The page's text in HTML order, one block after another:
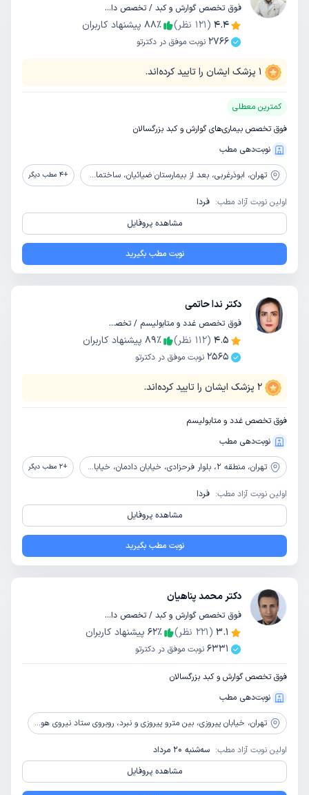
فوق تخصص گوارش و کبد / تخصص داخلی
4.4
(
121 نظر) 88٪
پیشنهاد کاربران
2766 نوبت موفق در دکترتو
1 پزشک ایشان را تایید کرده‌اند.
کمترین معطلی
فوق تخصص بیماری‌های گوارش و کبد بزرگسالان
نوبت‌دهی مطب
تهران، ابوذرغربی، بعد از بیمارستان ضیائیان، ساختمان پزشکان افرا، پلاک ۶۹۱ +
4 مطب دیگر
اولین نوبت آزاد مطب: فردا
مشاهده پروفایل
نوبت مطب بگیرید
دکتر ندا حاتمی
فوق تخصص غدد و متابولیسم / تخصص داخلی
4.5
(
112 نظر) 89٪
پیشنهاد کاربران
2565 نوبت موفق در دکترتو
2 پزشک ایشان را تایید کرده‌اند.
فوق تخصص غدد و متابولیسم
نوبت‌دهی مطب
تهران، منطقه 2، بلوار فرحزادی، خیابان دادمان، خیابان سپهر، انتهای درختی شمالی، کلینیک تابان، پلاک 100 +
2 مطب دیگر
اولین نوبت آزاد مطب: فردا
مشاهده پروفایل
نوبت مطب بگیرید
دکتر محمد پناهیان
فوق تخصص گوارش و کبد / تخصص داخلی
3.1
(
221 نظر) 62٪
پیشنهاد کاربران
6331 نوبت موفق در دکترتو
فوق تخصص گوارش و کبد بزرگسالان
نوبت‌دهی مطب
تهران، خیابان پیروزی، بین مترو پیروزی و نبرد، روبروی ستاد نیروی هوایی، نبش کوچه ایلخانی ساختمان پزشکان 510 پلاک 510، طبقه سوم، واحد 4
اولین نوبت آزاد مطب: سه‌شنبه 20 مرداد
مشاهده پروفایل